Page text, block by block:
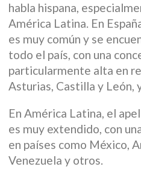
habla hispana,
América Latina. En
es muy común y se
todo el país, con una
particularmente alta en
Asturias, Castilla y León,
En América Latina, el
es muy extendido, con
en países como México,
Venezuela y otros.